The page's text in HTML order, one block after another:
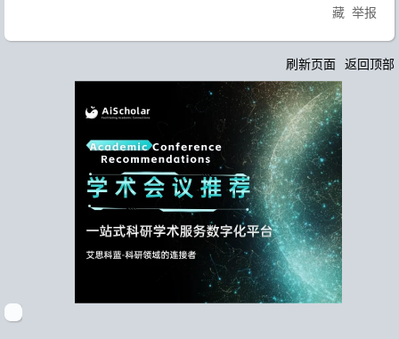
藏 举报
刷新页面 返回顶部